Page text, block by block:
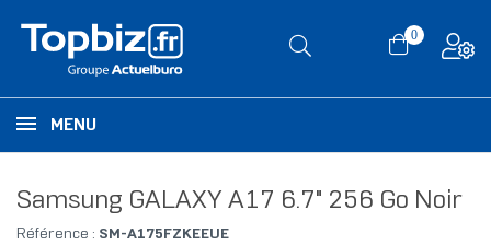
0
MENU
Samsung GALAXY A17 6.7" 256 Go Noir
Référence : SM-A175FZKEEUE